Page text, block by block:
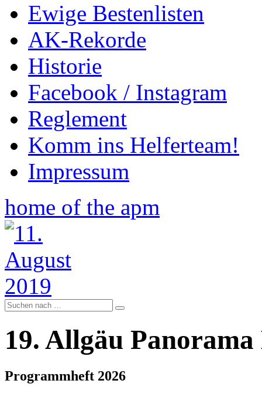
Ewige Bestenlisten
AK-Rekorde
Historie
Facebook / Instagram
Reglement
Komm ins Helferteam!
Impressum
home of the apm
19. Allgäu
Programmheft 2026